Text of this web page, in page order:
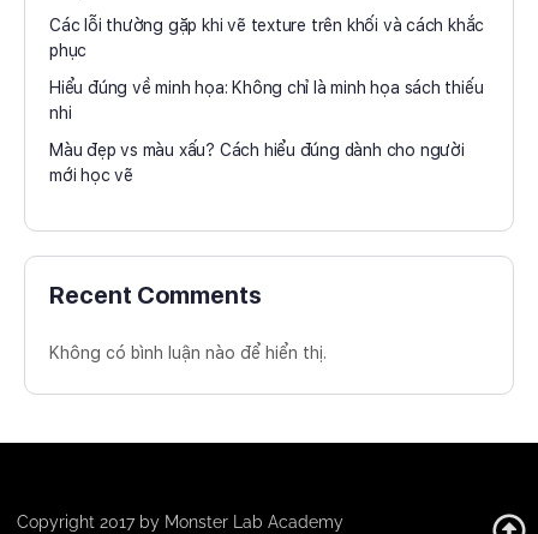
Các lỗi thường gặp khi vẽ texture trên khối và cách khắc
phục
Hiểu đúng về minh họa: Không chỉ là minh họa sách thiếu
nhi
Màu đẹp vs màu xấu? Cách hiểu đúng dành cho người
mới học vẽ
Recent Comments
Không có bình luận nào để hiển thị.
Copyright 2017 by Monster Lab Academy